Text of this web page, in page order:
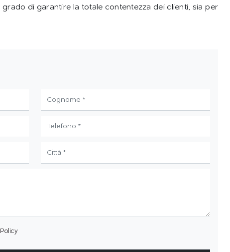
di garantire la totale contentezza dei clienti, sia per